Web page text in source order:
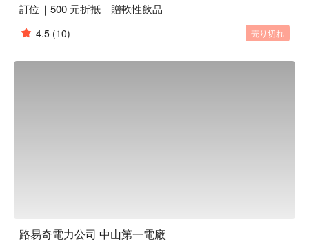
訂位｜500 元折抵｜贈軟性飲品
4.5 (10) 売り切れ
路易奇電力公司 中山第一電廠